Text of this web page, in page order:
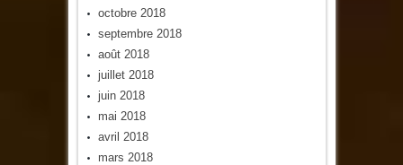
octobre 2018
septembre 2018
août 2018
juillet 2018
juin 2018
mai 2018
avril 2018
mars 2018